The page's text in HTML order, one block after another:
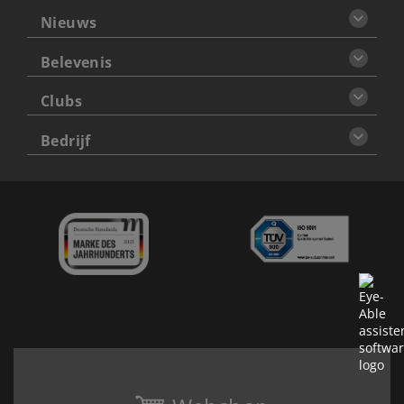
Nieuws
Belevenis
Clubs
Bedrijf